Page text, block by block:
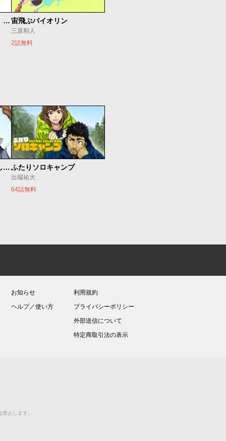
もうひとつのピアノの森 整う音宙飛ぶバイオリン
三原和人
2話無料
世界最強の魔女、始めました ～私だけ『攻略サイト』を見れる世界で自由に生きます～ふたりソロキャンプ
出端祐大
64話無料
お知らせ
ヘルプ／使い方
利用規約
プライバシーポリシー
外部送信について
特定商取引法の表示
止します。